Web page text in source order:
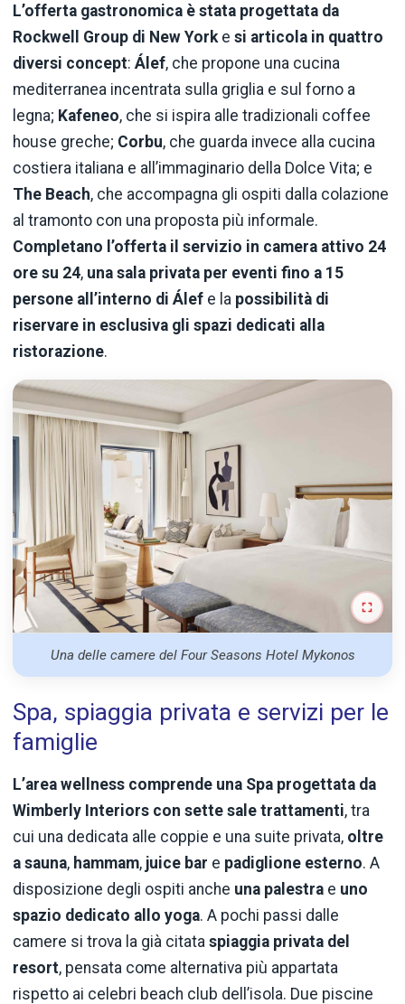
L’offerta gastronomica è stata progettata da
Rockwell Group di New York e si articola in quattro
diversi concept: Álef, che propone una cucina
mediterranea incentrata sulla griglia e sul forno a
legna; Kafeneo, che si ispira alle tradizionali coffee
house greche; Corbu, che guarda invece alla cucina
costiera italiana e all’immaginario della Dolce Vita; e
The Beach, che accompagna gli ospiti dalla colazione
al tramonto con una proposta più informale.
Completano l’offerta il servizio in camera attivo 24
ore su 24, una sala privata per eventi fino a 15
persone all’interno di Álef e la possibilità di
riservare in esclusiva gli spazi dedicati alla
ristorazione.
Una delle camere del Four Seasons Hotel Mykonos
Spa, spiaggia privata e servizi per le
famiglie
L’area wellness comprende una Spa progettata da
Wimberly Interiors con sette sale trattamenti, tra
cui una dedicata alle coppie e una suite privata, oltre
a sauna, hammam, juice bar e padiglione esterno. A
disposizione degli ospiti anche una palestra e uno
spazio dedicato allo yoga. A pochi passi dalle
camere si trova la già citata spiaggia privata del
resort, pensata come alternativa più appartata
rispetto ai celebri beach club dell’isola. Due piscine